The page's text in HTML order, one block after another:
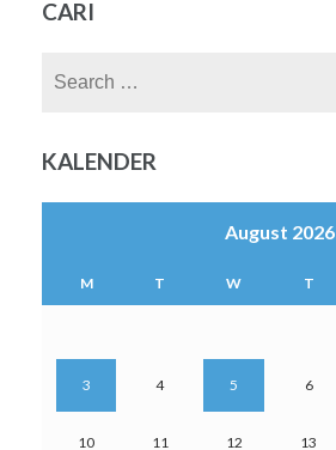
CARI
KALENDER
August 2026
M T W T
3 4 5 6
10 11 12 13